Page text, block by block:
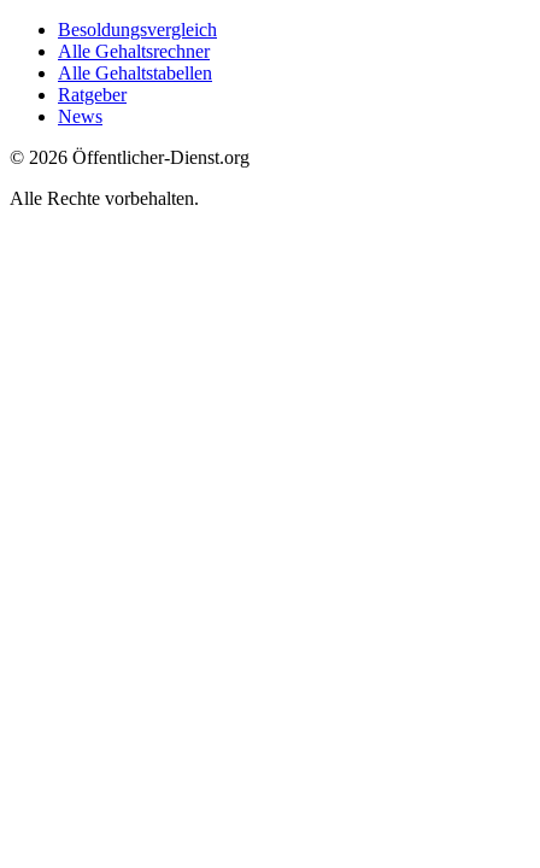
Besoldungsvergleich
Alle Gehaltsrechner
Alle Gehaltstabellen
Ratgeber
News
© 2026 Öffentlicher-Dienst.org
Alle Rechte vorbehalten.